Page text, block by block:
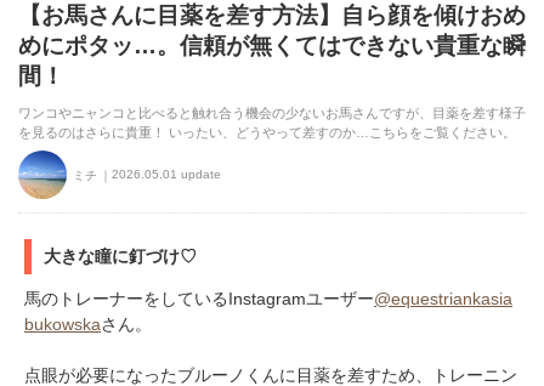
【お馬さんに目薬を差す方法】自ら顔を傾けおめ
めにポタッ…。信頼が無くてはできない貴重な瞬
間！
ワンコやニャンコと比べると触れ合う機会の少ないお馬さんですが、目薬を差す様子
を見るのはさらに貴重！ いったい、どうやって差すのか…こちらをご覧ください。
ミチ 2026.05.01 update
大きな瞳に釘づけ♡
馬のトレーナーをしているInstagramユーザー@equestriankasia
bukowskaさん。
点眼が必要になったブルーノくんに目薬を差すため、トレーニン